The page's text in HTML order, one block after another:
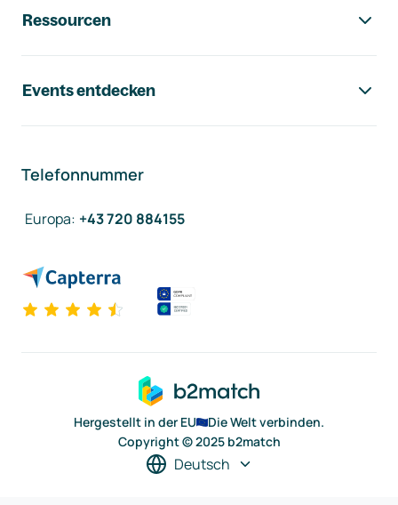
Ressourcen
Events entdecken
Telefonnummer
Europa: +43 720 884155
Hergestellt in der EU
Die Welt verbinden.
Copyright © 2025 b2match
Deutsch